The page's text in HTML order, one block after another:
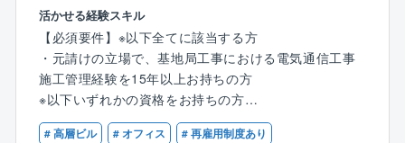
入」、「在宅勤務制度の強化」など、働き方改革に積
極的に取組んでいます。
他にも「残業時間の削減」や「副業解禁」による、プ
ライベート時間の増加や自由度の高い働き方にも取り
組んでおります。
【入社後の流れ】
●伝送設計や図面/申請の専門知識が習得でき、通信キ
ャリア/ベンダ/施工会社など多様なステークホルダーと
の折衝経験が積めます。
【具体的には】
１、事業計画の策定,Ｐ／Ｌ責任
・部門の年度,中長期事業計画、売上,利益目標の策定お
よび予実管理
・受注戦略の立案、主要クライアント（通信キャリ
ア）への技術提案,リレーション構築
活かせる経験スキル
【必須要件】※以下全てに該当する方
・元請けの立場で、基地局工事における電気通信工事
施工管理経験を15年以上お持ちの方
※以下いずれかの資格をお持ちの方
・1級電気通信施工管理技士
# 高層ビル # オフィス
# 再雇用制度あり